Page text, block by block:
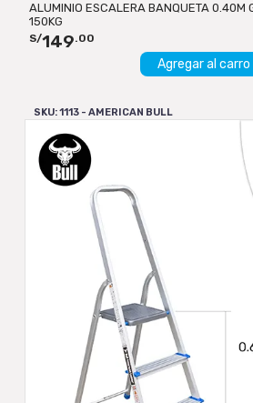
ALUMINIO ESCALERA BANQUETA 0.40M
150KG
S/149.00
Agregar al carro
SKU: 1113 - AMERICAN BULL